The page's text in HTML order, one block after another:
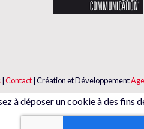
Contact Création et Développement
à déposer un cookie à des fins